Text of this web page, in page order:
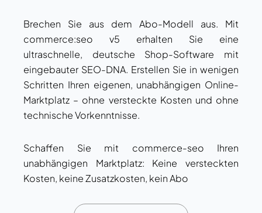
Brechen Sie aus dem Abo-Modell aus. Mit
commerce:seo v5 erhalten Sie eine
ultraschnelle, deutsche Shop-Software mit
eingebauter SEO-DNA. Erstellen Sie in wenigen
Schritten Ihren eigenen, unabhängigen Online-
Marktplatz – ohne versteckte Kosten und ohne
technische Vorkenntnisse.
Schaffen Sie mit commerce-seo Ihren
unabhängigen Marktplatz: Keine versteckten
Kosten, keine Zusatzkosten, kein Abo